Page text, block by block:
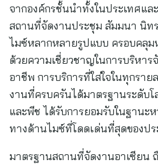
จากองค์กรชั้นนำทั้งในประเทศแล
สถานที่จัดงานประชุม สัมมนา นิท
ไมซ์หลากหลายรูปแบบ ครอบคลุม
ด้วยความเชี่ยวชาญในการบริหาร
อาชีพ การบริการที่ใส่ใจในทุกรา
งานที่ครบครันได้มาตรฐานระดับ
และพีช ได้รับการยอมรับในฐานะ
ทางด้านไมซ์ที่โดดเด่นที่สุดของปร
มาตรฐานสถานที่จัดงานอาเซียน